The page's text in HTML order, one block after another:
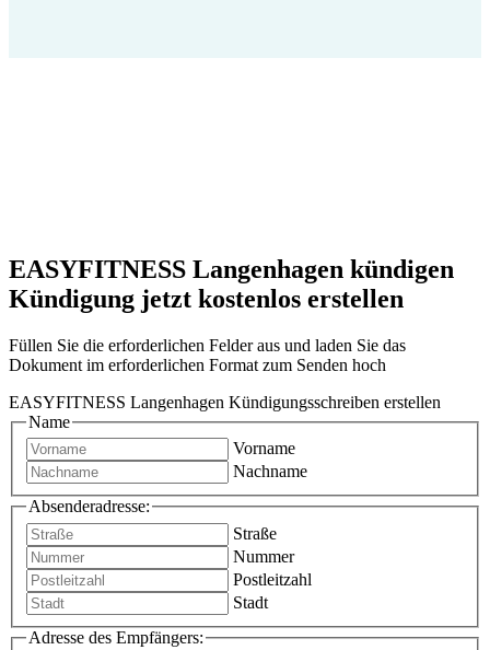
EASYFITNESS Langenhagen kündigen
Kündigung jetzt kostenlos erstellen
Füllen Sie die erforderlichen Felder aus und laden Sie das
Dokument im erforderlichen Format zum Senden hoch
EASYFITNESS Langenhagen Kündigungsschreiben erstellen
Name
Vorname
Nachname
Absenderadresse:
Straße
Nummer
Postleitzahl
Stadt
Adresse des Empfängers: